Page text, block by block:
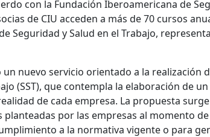
con la Fundación Iberoamericana de
de CIU acceden a más de 70 cursos
Seguridad y Salud en el Trabajo,
nuevo servicio orientado a la realización
(SST), que contempla la elaboración de
de cada empresa. La propuesta
por las empresas al momento
a la normativa vigente o para